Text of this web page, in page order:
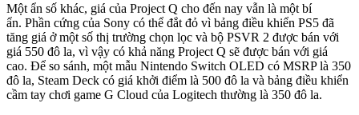
Một ẩn số khác, giá của Project Q cho đến nay vẫn là một bí
ẩn. Phần cứng của Sony có thể đắt đỏ vì bảng điều khiển PS5 đã
tăng giá ở một số thị trường chọn lọc và bộ PSVR 2 được bán với
giá 550 đô la, vì vậy có khả năng Project Q sẽ được bán với giá
cao. Để so sánh, một mẫu Nintendo Switch OLED có MSRP là 350
đô la, Steam Deck có giá khởi điểm là 500 đô la và bảng điều khiển
cầm tay chơi game G Cloud của Logitech thường là 350 đô la.